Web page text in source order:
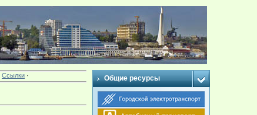
Ссылки· Общие ресурсы